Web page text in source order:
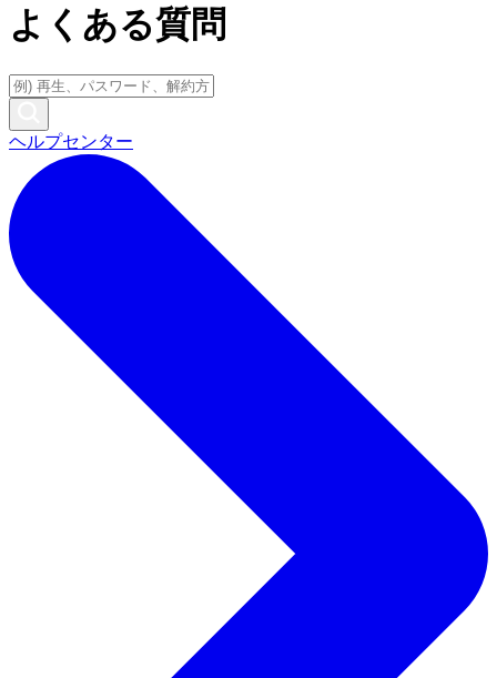
よくある質問
ヘルプセンター